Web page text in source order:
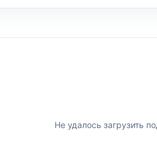
Не удалось загрузить